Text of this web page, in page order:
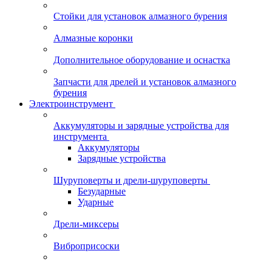
Стойки для установок алмазного бурения
Алмазные коронки
Дополнительное оборудование и оснастка
Запчасти для дрелей и установок алмазного
бурения
Электроинструмент
Аккумуляторы и зарядные устройства для
инструмента
Аккумуляторы
Зарядные устройства
Шуруповерты и дрели-шуруповерты
Безударные
Ударные
Дрели-миксеры
Виброприсоски